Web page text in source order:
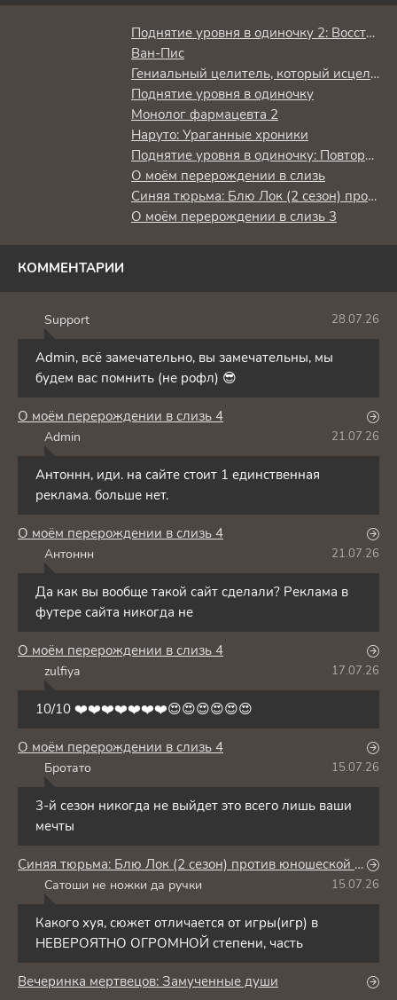
Поднятие уровня в одиночку 2: Восстаньте из тени
Ван-Пис
Гениальный целитель, который исцелял в одно мгновение, но был изгнан как бесполезный, теперь наслаждается жизнью в качестве тёмного целителя
Поднятие уровня в одиночку
Монолог фармацевта 2
Наруто: Ураганные хроники
Поднятие уровня в одиночку: Повторное пробуждение
О моём перерождении в слизь
Синяя тюрьма: Блю Лок (2 сезон) против юношеской сборной Японии
О моём перерождении в слизь 3
КОММЕНТАРИИ
Support 28.07.26
Admin, всё замечательно, вы замечательны, мы
будем вас помнить (не рофл) 😎
О моём перерождении в слизь 4
Admin 21.07.26
Антоннн, иди. на сайте стоит 1 единственная
реклама. больше нет.
О моём перерождении в слизь 4
Антоннн 21.07.26
Да как вы вообще такой сайт сделали? Реклама в
футере сайта никогда не
О моём перерождении в слизь 4
zulfiya 17.07.26
10/10 ❤️❤️❤️❤️❤️❤️❤️😍😍😍😍😍😍
О моём перерождении в слизь 4
Бротато 15.07.26
3-й сезон никогда не выйдет это всего лишь ваши
мечты
Синяя тюрьма: Блю Лок (2 сезон) против юношеской сборной Японии
Сатоши не ножки да ручки 15.07.26
Какого хуя, сюжет отличается от игры(игр) в
НЕВЕРОЯТНО ОГРОМНОЙ степени, часть
Вечеринка мертвецов: Замученные души